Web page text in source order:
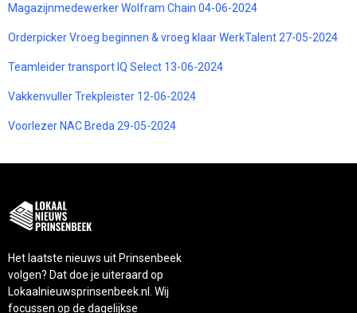
Magazijnmedewerker Wolfram Chain 04-06-2024
Orderpicker Vroeg beginnen & vroeg klaar WerkTalent 27-05-2024
Teamleider transport IQ Select 13-06-2024
Vakkenvuller Trekpleister 12-06-2024
Voorlezer NAC Breda 29-05-2024
Het laatste nieuws uit Prinsenbeek
volgen? Dat doe je uiteraard op
Lokaalnieuwsprinsenbeek.nl. Wij
focussen op de dagelijkse